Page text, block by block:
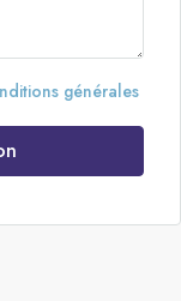
générales